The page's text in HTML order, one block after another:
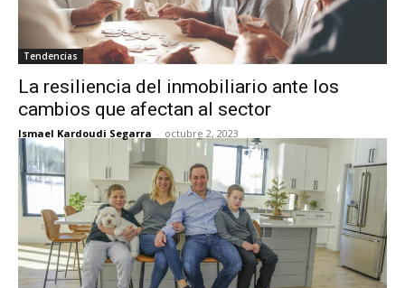
Tendencias
La resiliencia del inmobiliario ante los
cambios que afectan al sector
Ismael Kardoudi Segarra - octubre 2, 2023